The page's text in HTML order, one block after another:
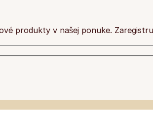
produkty v našej ponuke.